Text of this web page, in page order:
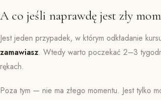
A co jeśli naprawdę jest zły
Jest jeden przypadek, w którym odkładanie
zamawiasz. Wtedy warto poczekać 2–3
rękach.
Poza tym — nie ma złego momentu. Jest tylko